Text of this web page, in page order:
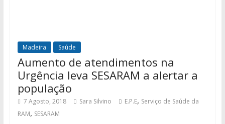
Madeira Saúde
Aumento de atendimentos na
Urgência leva SESARAM a alertar a
população
7 Agosto, 2018 Sara Silvino E.P.E, Serviço de Saúde da
RAM, SESARAM